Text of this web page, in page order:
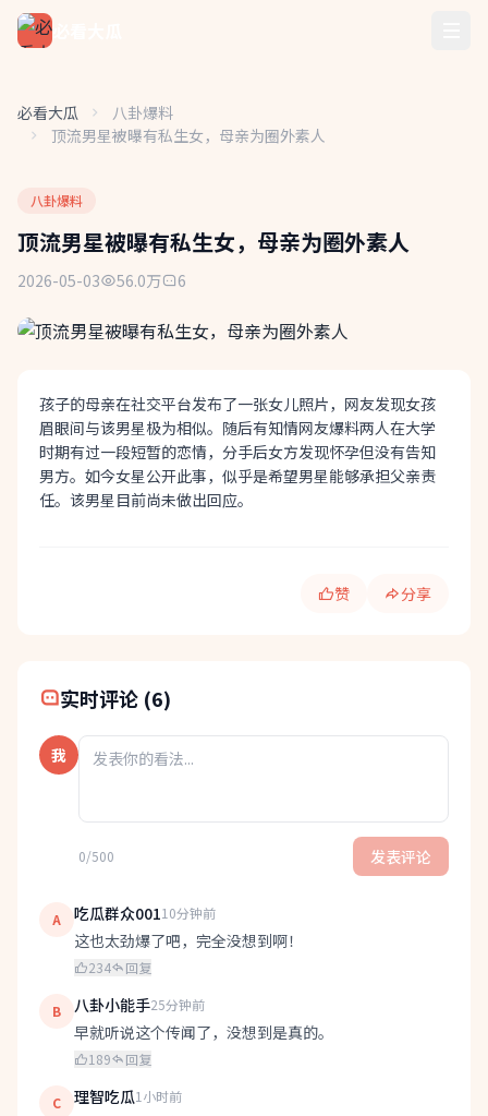
必看大瓜
八卦爆料
顶流男星被曝有私生女，母亲为圈外素人
八卦爆料
顶流男星被曝有私生女，母亲为圈外素人
2026-05-03 56.0万 6
孩子的母亲在社交平台发布了一张女儿照片，网友发现女孩
眉眼间与该男星极为相似。随后有知情网友爆料两人在大学
时期有过一段短暂的恋情，分手后女方发现怀孕但没有告知
男方。如今女星公开此事，似乎是希望男星能够承担父亲责
任。该男星目前尚未做出回应。
赞 分享
实时评论 (6)
我
0/500 发表评论
A 吃瓜群众00110分钟前
这也太劲爆了吧，完全没想到啊！
234 回复
B 八卦小能手25分钟前
早就听说这个传闻了，没想到是真的。
189 回复
C 理智吃瓜1小时前